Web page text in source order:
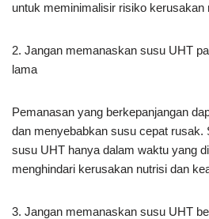
untuk meminimalisir risiko kerusakan
2. Jangan memanaskan susu UHT
lama
Pemanasan yang berkepanjangan
dan menyebabkan susu cepat
susu UHT hanya dalam waktu yang
menghindari kerusakan nutrisi dan
3. Jangan memanaskan susu UHT